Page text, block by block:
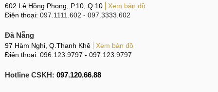
602 Lê Hồng Phong, P.10, Q.10
Xem bản đồ
Điện thoại: 097.1111.602 - 097.3333.602
Đà Nẵng
97 Hàm Nghi, Q.Thanh Khê
Xem bản đồ
Điện thoại: 096.123.9797 - 097.123.9797
Hotline CSKH: 097.120.66.88